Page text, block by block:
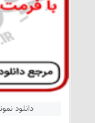
دانلود نمونه